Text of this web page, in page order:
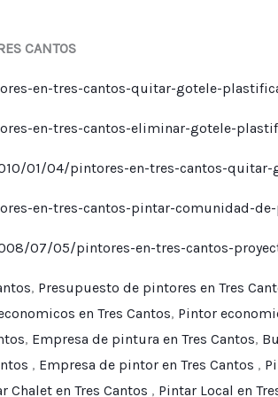
CANTOS
en-tres-cantos-quitar-gotele-
en-tres-cantos-eliminar-gotele-
01/04/pintores-en-tres-cantos-
en-tres-cantos-pintar-comunidad-
07/05/pintores-en-tres-cantos-
, Presupuesto de pintores en Tres
en Tres Cantos, Pintor
, Empresa de pintura en Tres Cantos,
, Empresa de pintor en Tres Cantos ,
Chalet en Tres Cantos , Pintar Local en